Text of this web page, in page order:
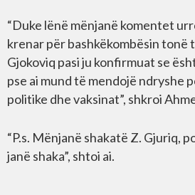
“Duke lënë mënjanë komentet
krenar për bashkëkombësin tonë
Gjokoviq pasi ju konfirmuat se
pse ai mund të mendojë ndryshe
politike dhe vaksinat”, shkroi
“P.s. Mënjanë shakatë Z. Gjuriq,
janë shaka”, shtoi ai.